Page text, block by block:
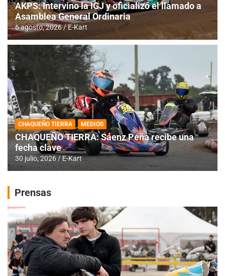
AKPS: Intervino la IGJ y oficializó el llamado a
Asamblea General Ordinaria
6 agosto, 2026 E-Kart
CHAQUEÑO TIERRA MEDIOS
CHAQUEÑO TIERRA: Sáenz Peña recibe una
fecha clave
30 julio, 2026 E-Kart
Prensas